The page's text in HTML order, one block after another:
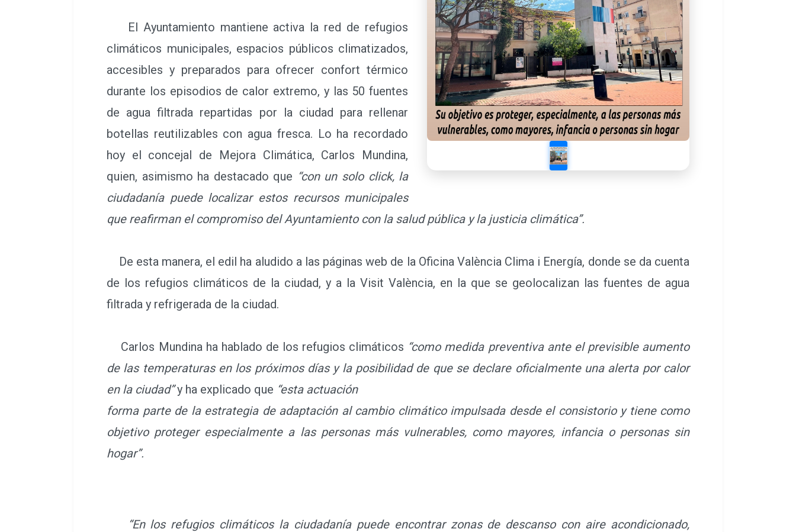
El Ayuntamiento mantiene activa la red de refugios
climáticos municipales, espacios públicos climatizados,
accesibles y preparados para ofrecer confort térmico
durante los episodios de calor extremo, y las 50 fuentes
de agua filtrada repartidas por la ciudad para rellenar
botellas reutilizables con agua fresca. Lo ha recordado
hoy el concejal de Mejora Climática, Carlos Mundina,
quien, asimismo ha destacado que “con un solo click, la
ciudadanía puede localizar estos recursos municipales
que reafirman el compromiso del Ayuntamiento con la salud pública y la justicia climática”.
De esta manera, el edil ha aludido a las páginas web de la Oficina València Clima i Energía, donde se da cuenta
de los refugios climáticos de la ciudad, y a la Visit València, en la que se geolocalizan las fuentes de agua
filtrada y refrigerada de la ciudad.
Carlos Mundina ha hablado de los refugios climáticos “como medida preventiva ante el previsible aumento
de las temperaturas en los próximos días y la posibilidad de que se declare oficialmente una alerta por calor
en la ciudad”y ha explicado que “esta actuación
forma parte de la estrategia de adaptación al cambio climático impulsada desde el consistorio y tiene como
objetivo proteger especialmente a las personas más vulnerables, como mayores, infancia o personas sin
hogar”.
“En los refugios climáticos la ciudadanía puede encontrar zonas de descanso con aire acondicionado,